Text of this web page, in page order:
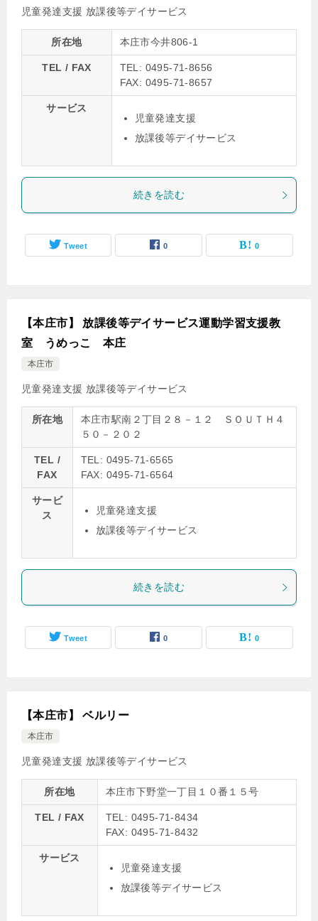
児童発達支援 放課後等デイサービス
所在地 本庄市今井806-1
TEL / FAX
TEL: 0495-71-8656
FAX: 0495-71-8657
サービス
児童発達支援
放課後等デイサービス
続きを読む
Tweet 0 0
【本庄市】 放課後等デイサービス運動学習支援教
室 うめっこ 本庄
本庄市
児童発達支援 放課後等デイサービス
所在地
本庄市駅南２丁目２８－１２ ＳＯＵＴＨ４
５０－２０２
TEL /
FAX
TEL: 0495-71-6565
FAX: 0495-71-6564
サービ
ス
児童発達支援
放課後等デイサービス
続きを読む
Tweet 0 0
【本庄市】 ベルリー
本庄市
児童発達支援 放課後等デイサービス
所在地 本庄市下野堂一丁目１０番１５号
TEL / FAX
TEL: 0495-71-8434
FAX: 0495-71-8432
サービス
児童発達支援
放課後等デイサービス